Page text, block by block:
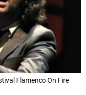
Flamenco On Fire